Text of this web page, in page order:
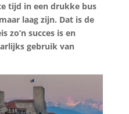
tijd in een drukke bus
laag zijn. Dat is de
zo’n succes is en
gebruik van